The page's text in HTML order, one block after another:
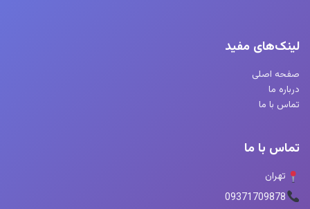
لینک‌های مفید
صفحه اصلی
درباره ما
تماس با ما
تماس با ما
تهران
09371709878